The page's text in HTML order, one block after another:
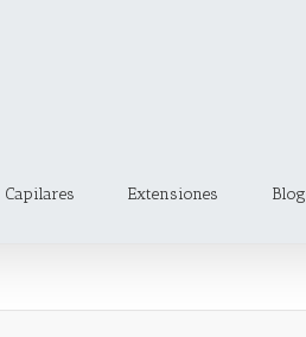
Extensiones Blog